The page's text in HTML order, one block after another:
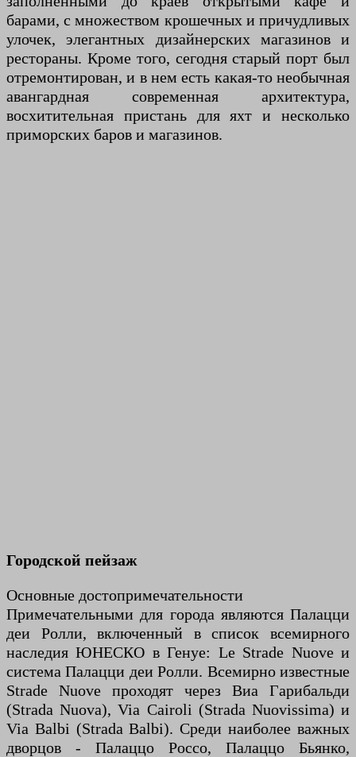
барами, с множеством крошечных и причудливых
улочек, элегантных дизайнерских магазинов и
рестораны. Кроме того, сегодня старый порт был
отремонтирован, и в нем есть какая-то необычная
авангардная современная архитектура,
восхитительная пристань для яхт и несколько
приморских баров и магазинов.
Городской пейзаж
Основные достопримечательности
Примечательными для города являются Палацци
деи Ролли, включенный в список всемирного
наследия ЮНЕСКО в Генуе: Le Strade Nuove и
система Палацци деи Ролли. Всемирно известные
Strade Nuove проходят через Виа Гарибальди
(Strada Nuova), Via Cairoli (Strada Nuovissima) и
Via Balbi (Strada Balbi). Среди наиболее важных
дворцов - Палаццо Россо, Палаццо Бьянко,